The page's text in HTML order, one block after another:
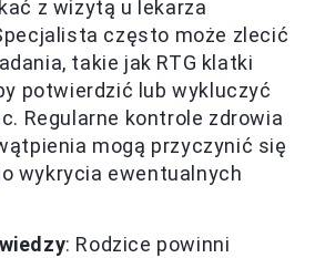
z wizytą u lekarza
często może zlecić
takie jak RTG klatki
potwierdzić lub wykluczyć
Regularne kontrole zdrowia
mogą przyczynić się
wykrycia ewentualnych
: Rodzice powinni